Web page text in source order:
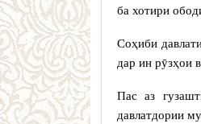
ба хотири
Соҳиби
дар ин рӯзҳои
Пас аз
давлатдории